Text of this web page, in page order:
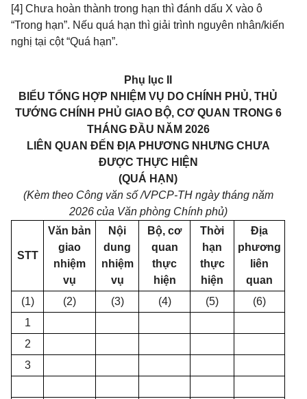
[4] Chưa hoàn thành trong hạn thì đánh dấu X vào ô
“Trong hạn”. Nếu quá hạn thì giải trình nguyên nhân/kiến
nghị tại cột “Quá hạn”.
Phụ lục II
BIỂU TỔNG HỢP NHIỆM VỤ DO CHÍNH PHỦ, THỦ
TƯỚNG CHÍNH PHỦ GIAO BỘ, CƠ QUAN TRONG 6
THÁNG ĐẦU NĂM 2026
LIÊN QUAN ĐẾN ĐỊA PHƯƠNG NHƯNG CHƯA
ĐƯỢC THỰC HIỆN
(QUÁ HẠN)
(Kèm theo Công văn số /VPCP-TH ngày tháng năm
2026 của Văn phòng Chính phủ)
STT
Văn bản
giao
nhiệm
vụ
Nội
dung
nhiệm
vụ
Bộ, cơ
quan
thực
hiện
Thời
hạn
thực
hiện
Địa
phương
liên
quan
(1)
(2) (3) (4) (5)
(6)
1
2
3